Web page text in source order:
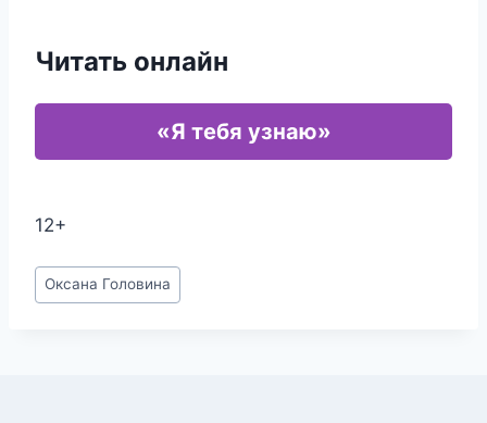
Читать онлайн
«Я тебя узнаю»
12+
Метки
записи:
Оксана Головина